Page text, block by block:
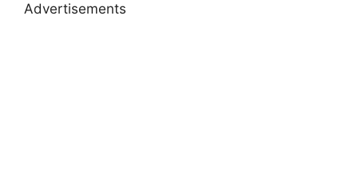
Advertisements